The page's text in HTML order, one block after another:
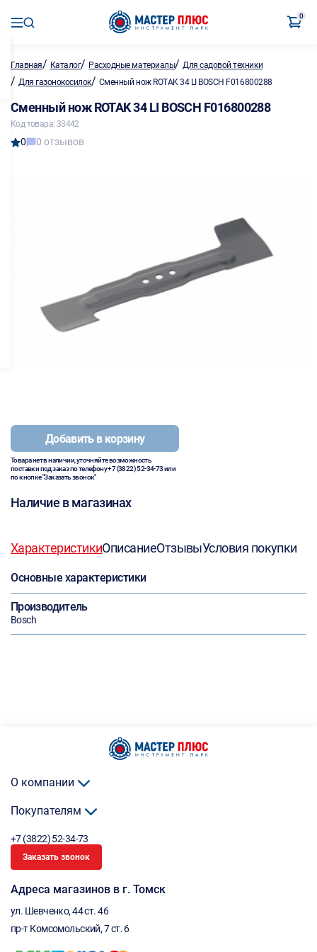
0
Главная/ Каталог/ Расходные материалы/Для садовой техники
/ Для газонокосилок/ Сменный нож ROTAK 34 LI BOSCH F016800288
Сменный нож ROTAK 34 LI BOSCH F016800288
Код товара: 33442
0 0 отзывов
Добавить в корзину
Товара нет в наличии, уточняйте возможность
поставки под заказ по телефону+7 (3822) 52-34-73или
по кнопке "Заказать звонок"
Наличие в магазинах
ХарактеристикиОписаниеОтзывыУсловия покупки
Основные характеристики
Производитель
Bosch
О компании
Покупателям
+7 (3822) 52-34-73
Заказать звонок
Адреса магазинов в г. Томск
ул. Шевченко, 44 ст. 46
пр-т Комсомольский, 7 ст. 6